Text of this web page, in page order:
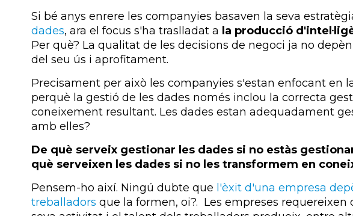
Si bé anys enrere les companyies basaven la seva
dades, ara el focus s'ha traslladat a la producció
Per què? La qualitat de les decisions de negoci ja no
del seu ús i aprofitament.
Precisament per això les companyies s'estan enfocant en
perquè la gestió de les dades només inclou la correcta
coneixement resultant. Les dades estan adequadament
amb elles?
De què serveix gestionar les dades si no estàs
què serveixen les dades si no les transformem en
Pensem-ho així. Ningú dubte que l'èxit d'una empresa
treballadors que la formen, oi?. Les empreses